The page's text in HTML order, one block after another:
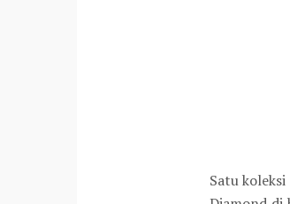
Satu